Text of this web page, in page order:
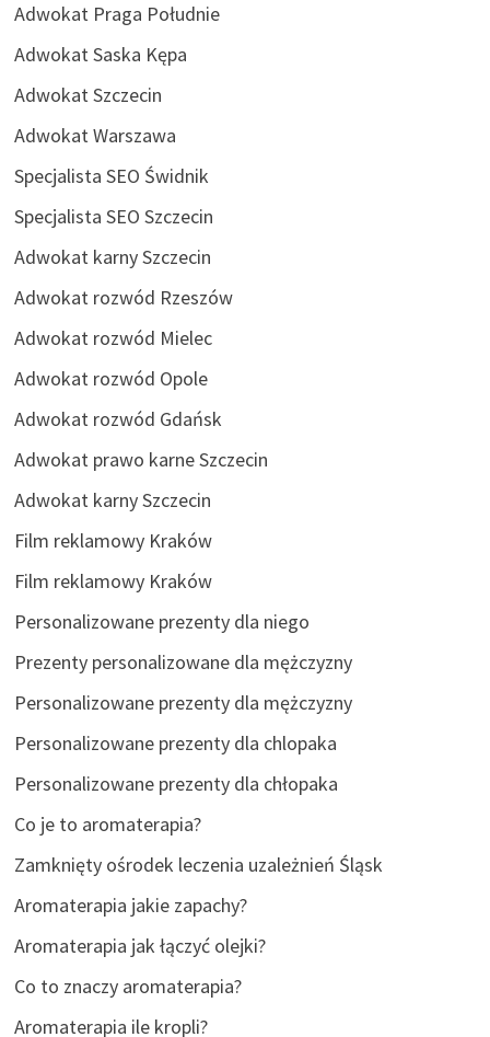
Adwokat Praga Południe
Adwokat Saska Kępa
Adwokat Szczecin
Adwokat Warszawa
Specjalista SEO Świdnik
Specjalista SEO Szczecin
Adwokat karny Szczecin
Adwokat rozwód Rzeszów
Adwokat rozwód Mielec
Adwokat rozwód Opole
Adwokat rozwód Gdańsk
Adwokat prawo karne Szczecin
Adwokat karny Szczecin
Film reklamowy Kraków
Film reklamowy Kraków
Personalizowane prezenty dla niego
Prezenty personalizowane dla mężczyzny
Personalizowane prezenty dla mężczyzny
Personalizowane prezenty dla chlopaka
Personalizowane prezenty dla chłopaka
Co je to aromaterapia?
Zamknięty ośrodek leczenia uzależnień Śląsk
Aromaterapia jakie zapachy?
Aromaterapia jak łączyć olejki?
Co to znaczy aromaterapia?
Aromaterapia ile kropli?